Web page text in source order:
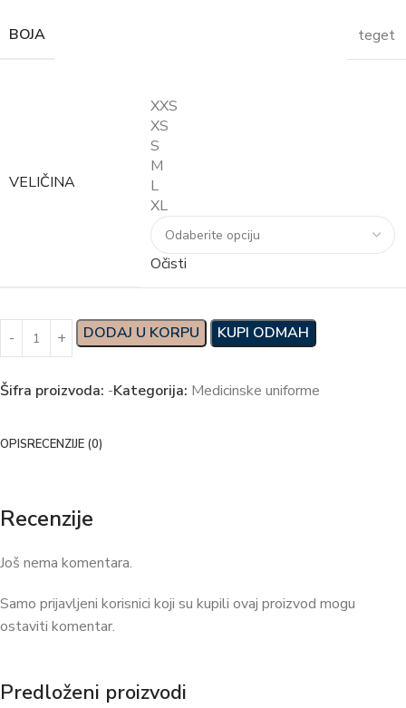
BOJA teget
VELIČINA
XXS
XS
S
M
L
XL
Očisti
DODAJ U KORPU KUPI ODMAH
Šifra proizvoda: -Kategorija: Medicinske uniforme
OPISRECENZIJE (0)
Recenzije
Još nema komentara.
Samo prijavljeni korisnici koji su kupili ovaj proizvod mogu
ostaviti komentar.
Predloženi proizvodi